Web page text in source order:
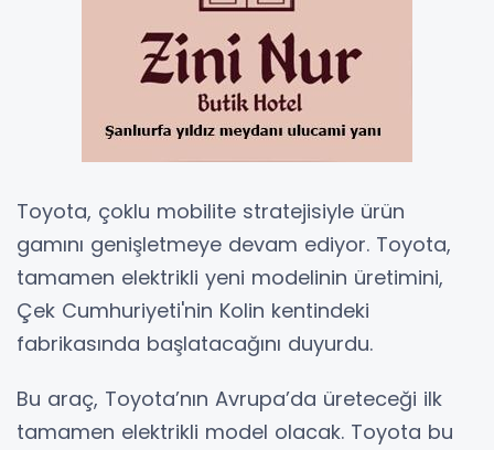
Toyota, çoklu mobilite stratejisiyle ürün
gamını genişletmeye devam ediyor. Toyota,
tamamen elektrikli yeni modelinin üretimini,
Çek Cumhuriyeti'nin Kolin kentindeki
fabrikasında başlatacağını duyurdu.
Bu araç, Toyota’nın Avrupa’da üreteceği ilk
tamamen elektrikli model olacak. Toyota bu